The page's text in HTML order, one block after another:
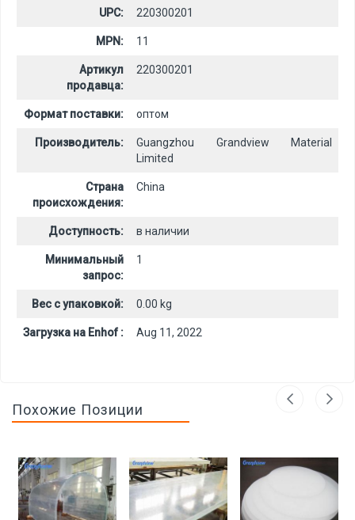
UPC: 220300201
MPN: 11
Артикул
продавца:
220300201
Формат поставки: оптом
Производитель:
Guangzhou Grandview Material
Limited
Страна
происхождения:
China
Доступность: в наличии
Минимальный
запрос:
1
Вес с упаковкой: 0.00 kg
Загрузка на Enhof : Aug 11, 2022
Похожие Позиции